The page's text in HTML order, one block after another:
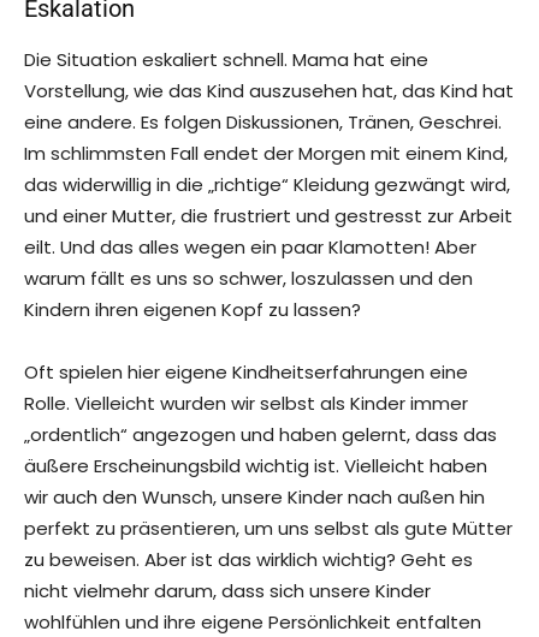
Eskalation
Die Situation eskaliert schnell. Mama hat eine
Vorstellung, wie das Kind auszusehen hat, das Kind hat
eine andere. Es folgen Diskussionen, Tränen, Geschrei.
Im schlimmsten Fall endet der Morgen mit einem Kind,
das widerwillig in die „richtige“ Kleidung gezwängt wird,
und einer Mutter, die frustriert und gestresst zur Arbeit
eilt. Und das alles wegen ein paar Klamotten! Aber
warum fällt es uns so schwer, loszulassen und den
Kindern ihren eigenen Kopf zu lassen?
Oft spielen hier eigene Kindheitserfahrungen eine
Rolle. Vielleicht wurden wir selbst als Kinder immer
„ordentlich“ angezogen und haben gelernt, dass das
äußere Erscheinungsbild wichtig ist. Vielleicht haben
wir auch den Wunsch, unsere Kinder nach außen hin
perfekt zu präsentieren, um uns selbst als gute Mütter
zu beweisen. Aber ist das wirklich wichtig? Geht es
nicht vielmehr darum, dass sich unsere Kinder
wohlfühlen und ihre eigene Persönlichkeit entfalten